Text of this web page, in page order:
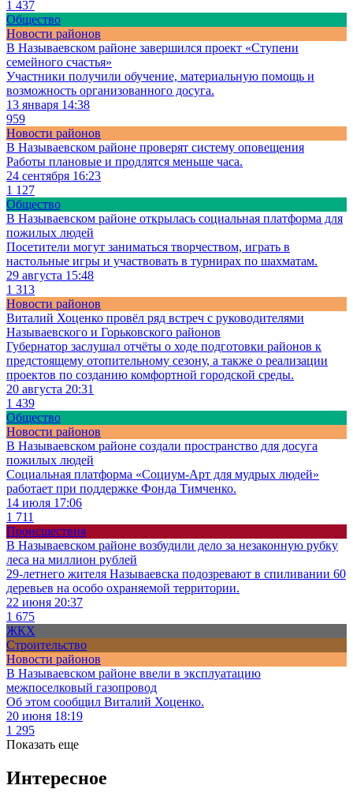
1 437
Общество
Новости районов
В Называевском районе завершился проект «Ступени
семейного счастья»
Участники получили обучение, материальную помощь и
возможность организованного досуга.
13 января 14:38
959
Новости районов
В Называевском районе проверят систему оповещения
Работы плановые и продлятся меньше часа.
24 сентября 16:23
1 127
Общество
В Называевском районе открылась социальная платформа для
пожилых людей
Посетители могут заниматься творчеством, играть в
настольные игры и участвовать в турнирах по шахматам.
29 августа 15:48
1 313
Новости районов
Виталий Хоценко провёл ряд встреч с руководителями
Называевского и Горьковского районов
Губернатор заслушал отчёты о ходе подготовки районов к
предстоящему отопительному сезону, а также о реализации
проектов по созданию комфортной городской среды.
20 августа 20:31
1 439
Общество
Новости районов
В Называевском районе создали пространство для досуга
пожилых людей
Социальная платформа «Социум-Арт для мудрых людей»
работает при поддержке Фонда Тимченко.
14 июля 17:06
1 711
Происшествия
В Называевском районе возбудили дело за незаконную рубку
леса на миллион рублей
29-летнего жителя Называевска подозревают в спиливании 60
деревьев на особо охраняемой территории.
22 июня 20:37
1 675
ЖКХ
Строительство
Новости районов
В Называевском районе ввели в эксплуатацию
межпоселковый газопровод
Об этом сообщил Виталий Хоценко.
20 июня 18:19
1 295
Показать еще
Интересное